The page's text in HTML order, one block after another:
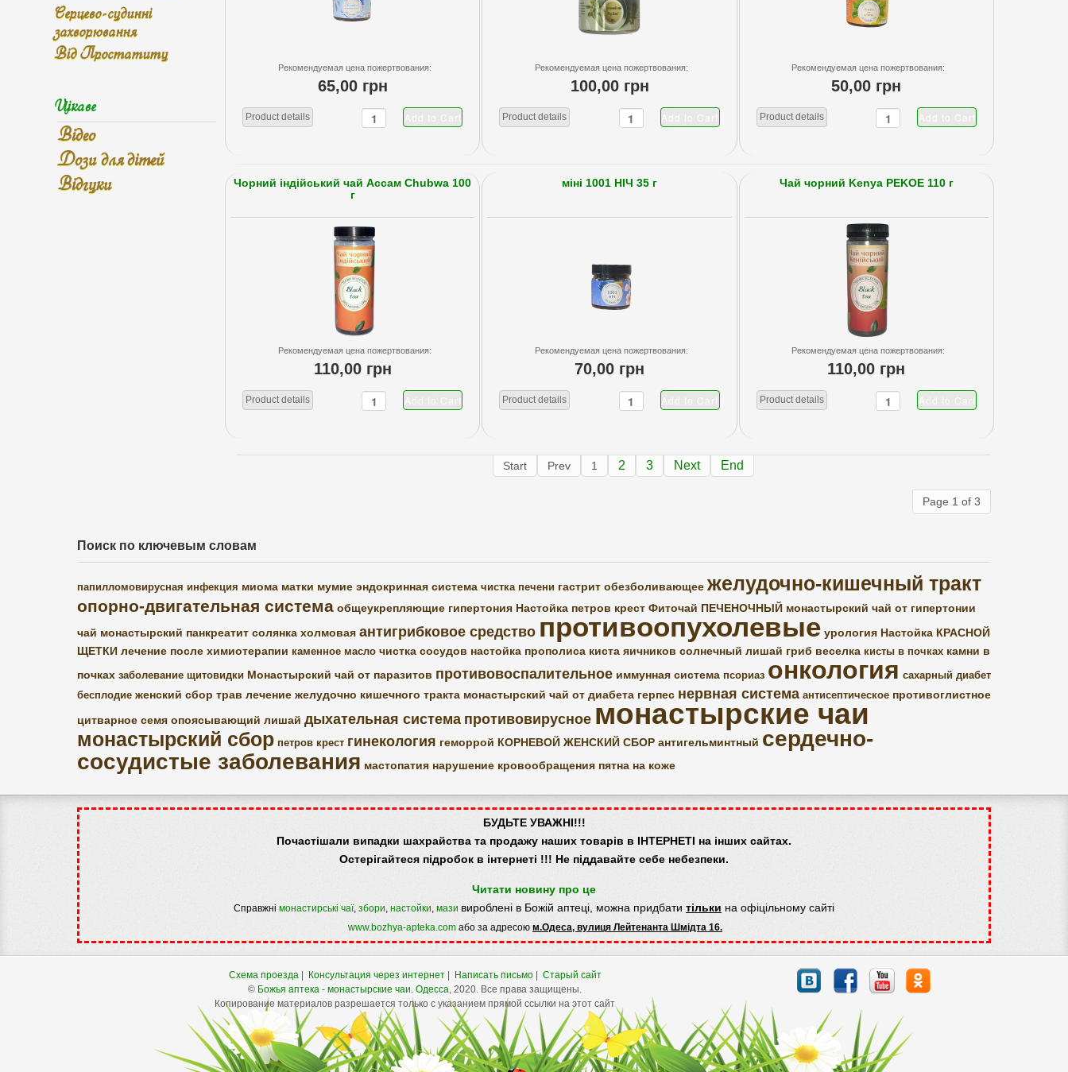
Рекомендуемая цена пожертвования:
65,00 грн
Product details
Рекомендуемая цена пожертвования:
100,00 грн
Product details
Рекомендуемая цена пожертвования:
50,00 грн
Product details
Чорний індійський чай Ассам Chubwa 100
г
Рекомендуемая цена пожертвования:
110,00 грн
Product details
міні 1001 НІЧ 35 г
Рекомендуемая цена пожертвования:
70,00 грн
Product details
Чай чорний Kenya PEKOE 110 г
Рекомендуемая цена пожертвования:
110,00 грн
Product details
Start Prev 1 2 3 Next End
Page 1 of 3
Серцево-судинні
захворювання
Від Простатиту
Цікаве
Відео
Дози для дітей
Відгуки
Поиск по ключевым словам
папилломовирусная инфекция миома матки мумие эндокринная система чистка печени гастрит обезболивающее желудочно-кишечный тракт
опорно-двигательная система общеукрепляющие гипертония Настойка петров крест Фиточай ПЕЧЕНОЧНЫЙ монастырский чай от гипертонии
чай монастырский панкреатит солянка холмовая антигрибковое средство противоопухолевые урология Настойка КРАСНОЙ
ЩЕТКИ лечение после химиотерапии каменное масло чистка сосудов настойка прополиса киста яичников солнечный лишай гриб веселка кисты в почках камни в
почках заболевание щитовидки Монастырский чай от паразитов противовоспалительное иммунная система псориаз онкология сахарный диабет
бесплодие женский сбор трав лечение желудочно кишечного тракта монастырский чай от диабета герпес нервная система антисептическое противоглистное
цитварное семя опоясывающий лишай дыхательная система противовирусное монастырские чаи
монастырский сбор петров крест гинекология геморрой КОРНЕВОЙ ЖЕНСКИЙ СБОР антигельминтный сердечно-
сосудистые заболевания мастопатия нарушение кровообращения пятна на коже
БУДЬТЕ УВАЖНІ!!!
Почастішали випадки шахрайства та продажу наших товарів в ІНТЕРНЕТІ на інших сайтах.
Остерігайтеся підробок в інтернеті !!! Не піддавайте себе небезпеки.
Читати новину про це
Справжні монастирські чаї, збори, настойки, мази вироблені в Божій аптеці, можна придбати тільки на офіцільному сайті
www.bozhya-apteka.com або за адресою м.Одеса, вулиця Лейтенанта Шмідта 16.
Схема проезда| Консультация через интернет| Написать письмо| Старый сайт
© Божья аптека - монастырские чаи. Одесса, 2020. Все права защищены.
Копирование материалов разрешается только с указанием прямой ссылки на этот сайт